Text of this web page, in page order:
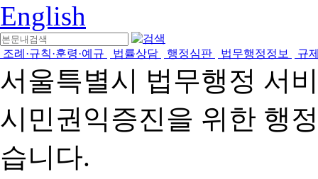
English
조례·규칙·훈령·예규 법률상담 행정심판 법무행정정보 규
서울특별시 법무행정 서
시민권익증진을 위한 행
습니다.